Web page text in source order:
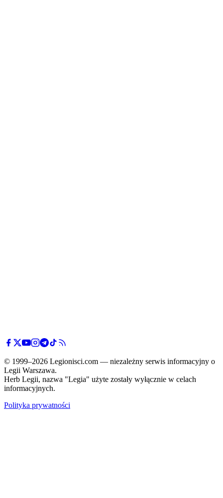
© 1999–2026 Legionisci.com — niezależny serwis informacyjny o
Legii Warszawa.
Herb Legii, nazwa "Legia" użyte zostały wyłącznie w celach
informacyjnych.
Polityka prywatności